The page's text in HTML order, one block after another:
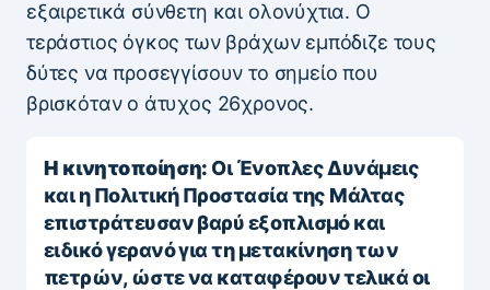
εξαιρετικά σύνθετη και ολονύχτια. Ο
τεράστιος όγκος των βράχων εμπόδιζε τους
δύτες να προσεγγίσουν το σημείο που
βρισκόταν ο άτυχος 26χρονος.
Η κινητοποίηση:Οι Ένοπλες Δυνάμεις
και η Πολιτική Προστασία της Μάλτας
επιστράτευσαν βαρύ εξοπλισμό και
ειδικό γερανό για τη μετακίνηση των
πετρών, ώστε να καταφέρουν τελικά οι